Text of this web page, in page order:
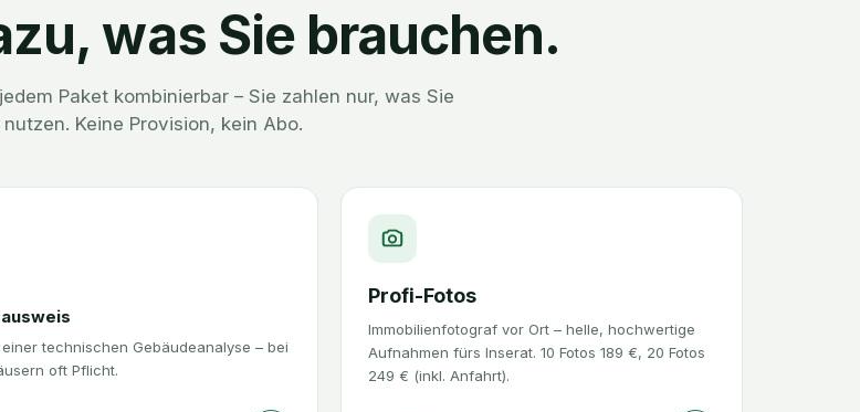
was Sie brauchen.
Paket kombinierbar – Sie zahlen nur, was Sie
Keine Provision, kein Abo.
technischen Gebäudeanalyse – bei
oft Pflicht.
Profi-Fotos
Immobilienfotograf vor Ort – helle, hochwertige
Aufnahmen fürs Inserat. 10 Fotos 189 €, 20 Fotos
249 € (inkl. Anfahrt).